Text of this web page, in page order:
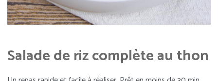
Salade de riz complète au thon